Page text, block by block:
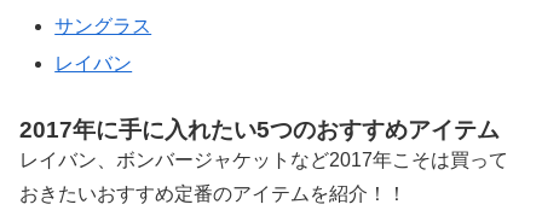
サングラス
レイバン
2017年に手に入れたい5つのおすすめアイテム
レイバン、ボンバージャケットなど2017年こそは買って
おきたいおすすめ定番のアイテムを紹介！！